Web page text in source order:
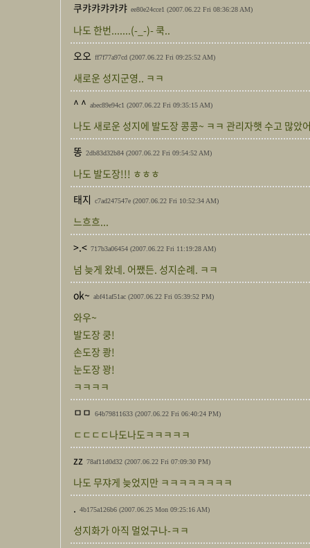
쿠캬캬캬캬캬 ee80e24cce1 (2007.06.22 Fri 08:36:28 AM)
나도 한번.......(-_-)- 쿡..
오오 ff7f77a97cd (2007.06.22 Fri 09:25:52 AM)
새로운 성지군영.. ㅋㅋ
^ ^ abec89e94c1 (2007.06.22 Fri 09:35:15 AM)
나도 새로운 성지에 발도장 콩콩~ ㅋㅋ 관리자햇 수고 많았
똥 2db83d32b84 (2007.06.22 Fri 09:54:52 AM)
나도 발도장!!! ㅎㅎㅎ
태지
c7ad247547e (2007.06.22 Fri 10:52:34 AM)
느흐흐...
>.< 717b3a06454 (2007.06.22 Fri 11:19:28 AM)
넘 늦게 왔네. 어쨌든. 성지순례. ㅋㅋ
ok~ abf41af51ac (2007.06.22 Fri 05:39:52 PM)
와우~
발도장 쿵!
손도장 쾅!
눈도장 꽝!
ㅋㅋㅋㅋ
ㅁㅁ
64b79811633 (2007.06.22 Fri 06:40:24 PM)
ㄷㄷㄷㄷ나도나도ㅋㅋㅋㅋㅋ
zz 78af11d0d32 (2007.06.22 Fri 07:09:30 PM)
나도 무쟈게 늦었지만 ㅋㅋㅋㅋㅋㅋㅋㅋ
. 4b175a126b6 (2007.06.25 Mon 09:25:16 AM)
성지화가 아직 멀었구나-ㅋㅋ